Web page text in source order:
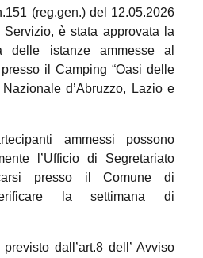
(reg.gen.) del 12.05.2026
è stata approvata la
delle istanze ammesse al
il Camping “Oasi delle
d’Abruzzo, Lazio e
ammessi possono
l’Ufficio di Segretariato
presso il Comune di
la settimana di
dall’art.8 dell’ Avviso